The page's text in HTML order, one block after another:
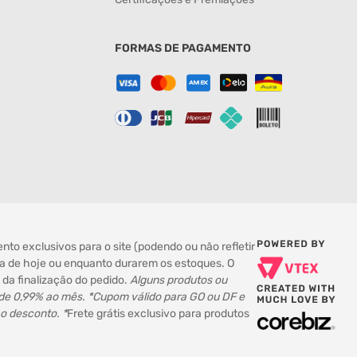
FORMAS DE PAGAMENTO
exclusivos para o site (podendo ou não refletir
de hoje ou enquanto durarem os estoques. O
finalização do pedido. Alguns produtos ou
ao mês. *Cupom válido para GO ou DF e
desconto. *Frete grátis exclusivo para produtos